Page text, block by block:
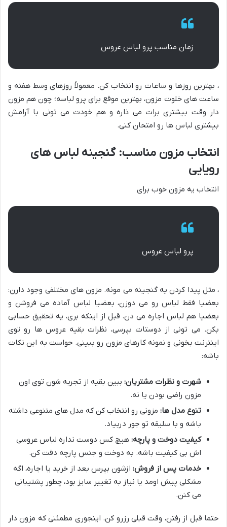
زمان مناسب پرو لباس عروس
، بهترین روزها و ساعات رو انتخاب کن. معمولاً روزهای وسط هفته و
ساعت های خلوت مزون، بهترین موقع برای پرو لباسه؛ چون هم مزون
دار وقت بیشتری برات می ذاره و هم خودت می تونی با آرامش
بیشتری لباس ها رو امتحان کنی.
انتخاب مزون مناسب: گنجینه لباس های
رویایی
انتخاب یه مزون خوب برای
پرو لباس عروس
، مثل پیدا کردن یه گنجینه می مونه. مزون های مختلفی وجود دارن:
بعضیا فقط لباس رو می دوزن، بعضیا لباس آماده می فروشن و
بعضیا هم لباس اجاره می دن. قبل از اینکه بری، یه تحقیق حسابی
بکن. می تونی از دوستات بپرسی، نظرات بقیه عروس ها رو توی
اینترنت بخونی و نمونه کارهای مزون رو ببینی. حواست به این نکات
باشه:
شهرت و نظرات مشتریان: ببین بقیه از تجربه شون توی اون
مزون راضی بودن یا نه.
تنوع مدل ها: مزونی رو انتخاب کن که مدل های متنوعی داشته
باشه و با سلیقه تو جور دربیاد.
کیفیت دوخت و پارچه: هیچ کس دوست نداره لباس عروسی
اش بی کیفیت باشه. به دوخت و جنس پارچه دقت کن.
خدمات پس از فروش: ازشون بپرس بعد از خرید یا اجاره، اگه
مشکلی پیش اومد یا نیاز به تغییر سایز بود، چطور پشتیبانی
می کنن.
حتما قبل از رفتن، وقت قبلی رزرو کن. اینجوری مطمئنی که مزون دار